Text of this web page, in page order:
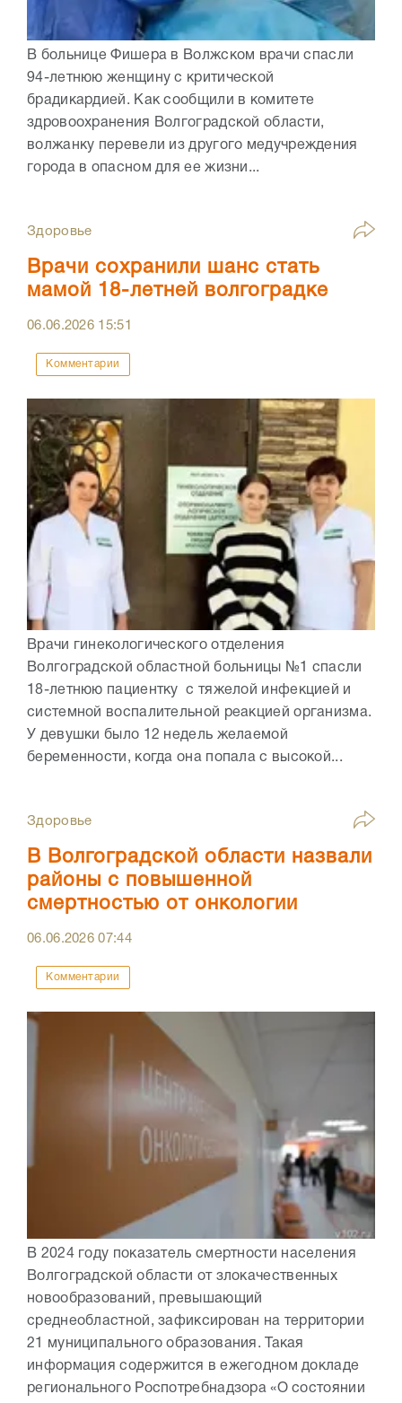
В больнице Фишера в Волжском врачи спасли
94-летнюю женщину с критической
брадикардией. Как сообщили в комитете
здровоохранения Волгоградской области,
волжанку перевели из другого медучреждения
города в опасном для ее жизни...
Здоровье
Врачи сохранили шанс стать
мамой 18-летней волгоградке
06.06.2026 15:51
Комментарии
Врачи гинекологического отделения
Волгоградской областной больницы №1 спасли
18-летнюю пациентку с тяжелой инфекцией и
системной воспалительной реакцией организма.
У девушки было 12 недель желаемой
беременности, когда она попала с высокой...
Здоровье
В Волгоградской области назвали
районы с повышенной
смертностью от онкологии
06.06.202607:44
Комментарии
В 2024 году показатель смертности населения
Волгоградской области от злокачественных
новообразований, превышающий
среднеобластной, зафиксирован на территории
21 муниципального образования. Такая
информация содержится в ежегодном докладе
регионального Роспотребнадзора «О состоянии